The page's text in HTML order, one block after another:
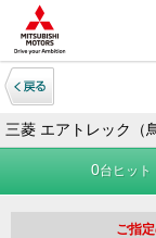
三菱 エアトレック（
0台ヒット
ご指